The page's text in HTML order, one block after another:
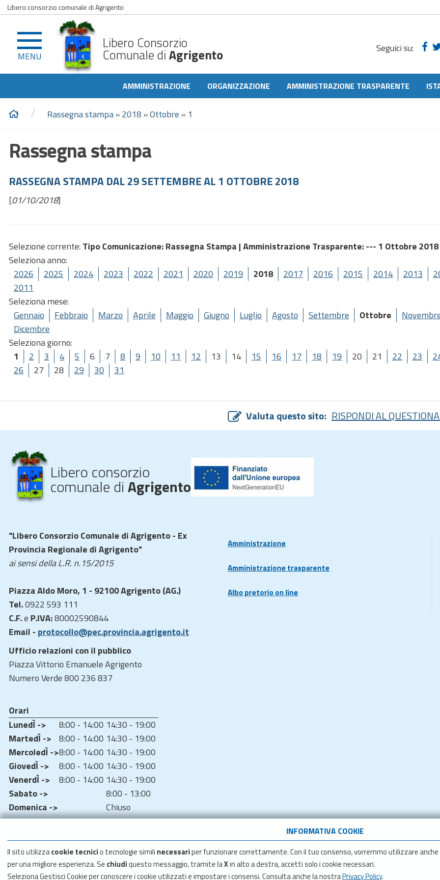
INFORMATIVA COOKIE
Il sito utilizzacookie tecnicio tecnologie simili necessariper funzionare correttamente. Con il tuo consenso, vorremmo utilizzare anche
per una migliore esperienza. Se chiudiquesto messaggio, tramite laXin alto a destra, accetti solo i cookie necessari.
Seleziona Gestisci Cookie per conoscere i cookie utilizzati e impostare i consensi. Consulta anche la nostraPrivacy Policy.
Libero consorzio comunale di Agrigento
MENU
Libero Consorzio
Comunale diAgrigento Seguici su:
AMMINISTRAZIONE ORGANIZZAZIONE AMMINISTRAZIONE TRASPARENTE
/ Rassegna stampa»2018 »Ottobre » 1
Rassegna stampa
RASSEGNA STAMPA DAL 29 SETTEMBRE AL 1 OTTOBRE 2018
[01/10/2018]
Selezione corrente: Tipo Comunicazione: Rassegna Stampa |Amministrazione Trasparente: --- 1 Ottobre 2018
Seleziona anno:
2026
2025 2024 2023 2022 2021 2020 2019 2018 2017 2016 2015 2014 2013
2011
Seleziona mese:
Gennaio
Febbraio Marzo Aprile Maggio Giugno Luglio Agosto Settembre Ottobre
Dicembre
Seleziona giorno:
1
2 3 4 5 6 7 8 9 10 11 12 13 14 15 16 17 18 19 20 21 22 23
26
27 28 29 30 31
Valuta questo sito: RISPONDI AL
Libero consorzio
comunale diAgrigento
"Libero Consorzio Comunale di Agrigento - Ex
Provincia Regionale di Agrigento"
ai sensi della L.R. n.15/2015
Piazza Aldo Moro, 1 - 92100 Agrigento (AG.)
Tel.0922 593 111
C.F.e P.IVA:80002590844
Email - protocollo@pec.provincia.agrigento.it
Ufficio relazioni con il pubblico
Piazza Vittorio Emanuele Agrigento
Numero Verde 800 236 837
Orari
LunedÌ ->
8:00 - 14:00 14:30 - 19:00
MartedÌ -> 8:00 - 14:00 14:30 - 19:00
MercoledÌ ->8:00 - 14:00 14:30 - 19:00
GiovedÌ ->
8:00 - 14:00 14:30 - 19:00
VenerdÌ ->
8:00 - 14:00 14:30 - 19:00
Sabato ->
8:00 - 13:00
Domenica ->
Chiuso
Amministrazione
Amministrazione trasparente
Albo pretorio on line